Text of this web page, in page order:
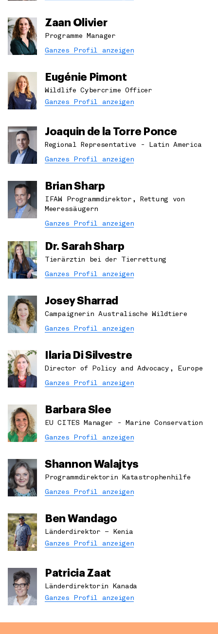
Zaan Olivier
Programme Manager
Ganzes Profil anzeigen
Eugénie Pimont
Wildlife Cybercrime Officer
Ganzes Profil anzeigen
Joaquin de la Torre Ponce
Regional Representative - Latin America
Ganzes Profil anzeigen
Brian Sharp
IFAW Programmdirektor, Rettung von
Meeressäugern
Ganzes Profil anzeigen
Dr. Sarah Sharp
Tierärztin bei der Tierrettung
Ganzes Profil anzeigen
Josey Sharrad
Campaignerin Australische Wildtiere
Ganzes Profil anzeigen
Ilaria Di Silvestre
Director of Policy and Advocacy, Europe
Ganzes Profil anzeigen
Barbara Slee
EU CITES Manager - Marine Conservation
Ganzes Profil anzeigen
Shannon Walajtys
Programmdirektorin Katastrophenhilfe
Ganzes Profil anzeigen
Ben Wandago
Länderdirektor – Kenia
Ganzes Profil anzeigen
Patricia Zaat
Länderdirektorin Kanada
Ganzes Profil anzeigen